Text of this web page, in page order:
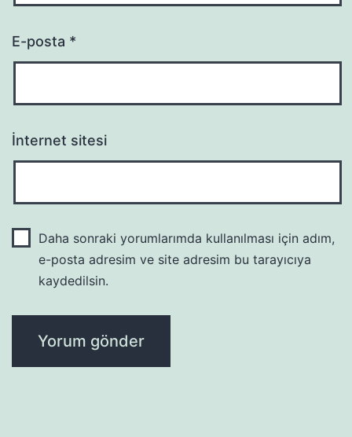
E-posta *
İnternet sitesi
Daha sonraki yorumlarımda kullanılması için adım,
e-posta adresim ve site adresim bu tarayıcıya
kaydedilsin.